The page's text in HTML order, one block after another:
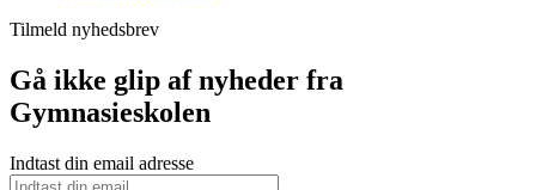
Tilmeld nyhedsbrev
Gå ikke glip af nyheder fra
Gymnasieskolen
Indtast din email adresse